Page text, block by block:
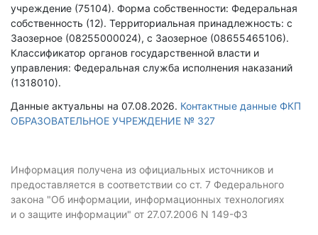
учреждение (75104). Форма собственности: Федеральная
собственность (12). Территориальная принадлежность: с
Заозерное (08255000024), с Заозерное (08655465106).
Классификатор органов государственной власти и
управления: Федеральная служба исполнения наказаний
(1318010).
Данные актуальны на 07.08.2026. Контактные данные ФКП
ОБРАЗОВАТЕЛЬНОЕ УЧРЕЖДЕНИЕ № 327
Информация получена из официальных источников и
предоставляется в соответствии со ст. 7 Федерального
закона "Об информации, информационных технологиях
и о защите информации" от 27.07.2006 N 149-ФЗ